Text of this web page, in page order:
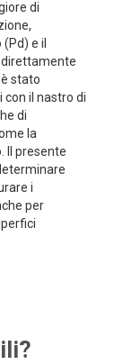
di
e il
stato
il nastro di
di
la
Il presente
i
per